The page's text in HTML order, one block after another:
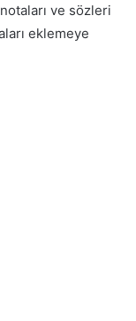
ve sözleri
eklemeye